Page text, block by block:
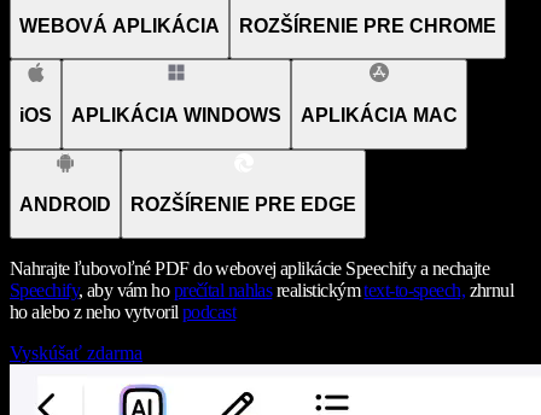
WEBOVÁ APLIKÁCIA ROZŠÍRENIE PRE CHROME
iOS APLIKÁCIA WINDOWS APLIKÁCIA MAC
ANDROID ROZŠÍRENIE PRE EDGE
Nahrajte ľubovoľné PDF do webovej aplikácie Speechify a nechajte
Speechify, aby vám hoprečítal nahlasrealistickýmtext-to-speech, zhrnul
ho alebo z neho vytvorilpodcast
Vyskúšať zdarma